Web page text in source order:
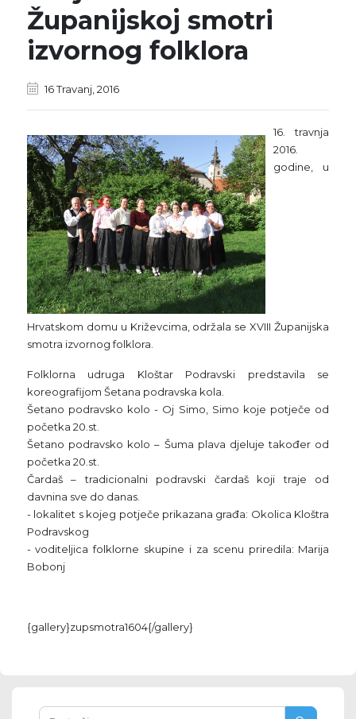
Županijskoj smotri
izvornog folklora
16 Travanj, 2016
16. travnja
2016.
godine, u
Hrvatskom domu u Križevcima, održala se XVIII Županijska
smotra izvornog folklora.
Folklorna udruga Kloštar Podravski predstavila se
koreografijom Šetana podravska kola.
Šetano podravsko kolo - Oj Simo, Simo koje potječe od
početka 20.st.
Šetano podravsko kolo – Šuma plava djeluje također od
početka 20.st.
Čardaš – tradicionalni podravski čardaš koji traje od
davnina sve do danas.
- lokalitet s kojeg potječe prikazana građa: Okolica Kloštra
Podravskog
- voditeljica folklorne skupine i za scenu priredila: Marija
Bobonj
{gallery}zupsmotra1604{/gallery}